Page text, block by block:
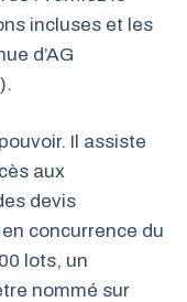
incluses et les
d’AG
Il assiste
aux
devis
concurrence du
lots, un
nommé sur